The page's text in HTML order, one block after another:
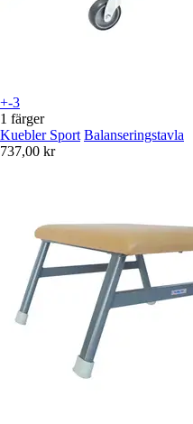
+-3
1 färger
Kuebler Sport Balanseringstavla
737,00 kr